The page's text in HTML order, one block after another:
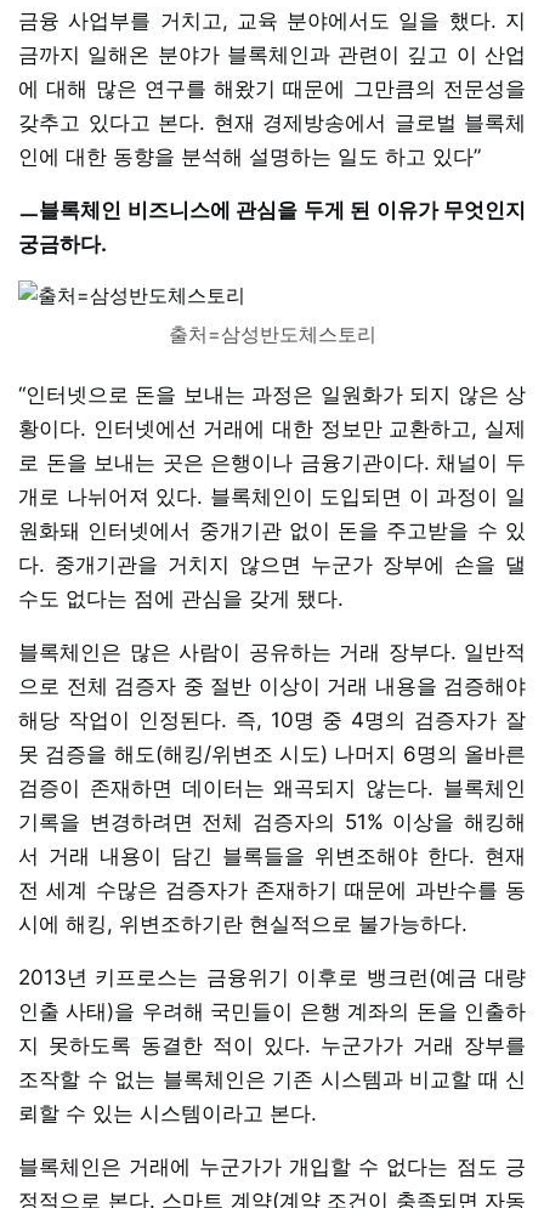
금융 사업부를 거치고, 교육 분야에서도 일을 했다. 지
금까지 일해온 분야가 블록체인과 관련이 깊고 이 산업
에 대해 많은 연구를 해왔기 때문에 그만큼의 전문성을
갖추고 있다고 본다. 현재 경제방송에서 글로벌 블록체
인에 대한 동향을 분석해 설명하는 일도 하고 있다”
ㅡ블록체인 비즈니스에 관심을 두게 된 이유가 무엇인지
궁금하다.
출처=삼성반도체스토리
“인터넷으로 돈을 보내는 과정은 일원화가 되지 않은 상
황이다. 인터넷에선 거래에 대한 정보만 교환하고, 실제
로 돈을 보내는 곳은 은행이나 금융기관이다. 채널이 두
개로 나뉘어져 있다. 블록체인이 도입되면 이 과정이 일
원화돼 인터넷에서 중개기관 없이 돈을 주고받을 수 있
다. 중개기관을 거치지 않으면 누군가 장부에 손을 댈
수도 없다는 점에 관심을 갖게 됐다.
블록체인은 많은 사람이 공유하는 거래 장부다. 일반적
으로 전체 검증자 중 절반 이상이 거래 내용을 검증해야
해당 작업이 인정된다. 즉, 10명 중 4명의 검증자가 잘
못 검증을 해도(해킹/위변조 시도) 나머지 6명의 올바른
검증이 존재하면 데이터는 왜곡되지 않는다. 블록체인
기록을 변경하려면 전체 검증자의 51% 이상을 해킹해
서 거래 내용이 담긴 블록들을 위변조해야 한다. 현재
전 세계 수많은 검증자가 존재하기 때문에 과반수를 동
시에 해킹, 위변조하기란 현실적으로 불가능하다.
2013년 키프로스는 금융위기 이후로 뱅크런(예금 대량
인출 사태)을 우려해 국민들이 은행 계좌의 돈을 인출하
지 못하도록 동결한 적이 있다. 누군가가 거래 장부를
조작할 수 없는 블록체인은 기존 시스템과 비교할 때 신
뢰할 수 있는 시스템이라고 본다.
블록체인은 거래에 누군가가 개입할 수 없다는 점도 긍
정적으로 본다. 스마트 계약(계약 조건이 충족되면 자동